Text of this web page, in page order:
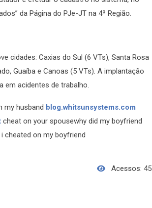
da Página do PJe-JT na 4ª Região.
cidades: Caxias do Sul (6 VTs), Santa Rosa
Guaíba e Canoas (5 VTs). A implantação
em acidentes de trabalho.
my husband blog.whitsunsystems.com
cheat on your spousewhy did my boyfriend
cheated on my boyfriend
Acessos: 45